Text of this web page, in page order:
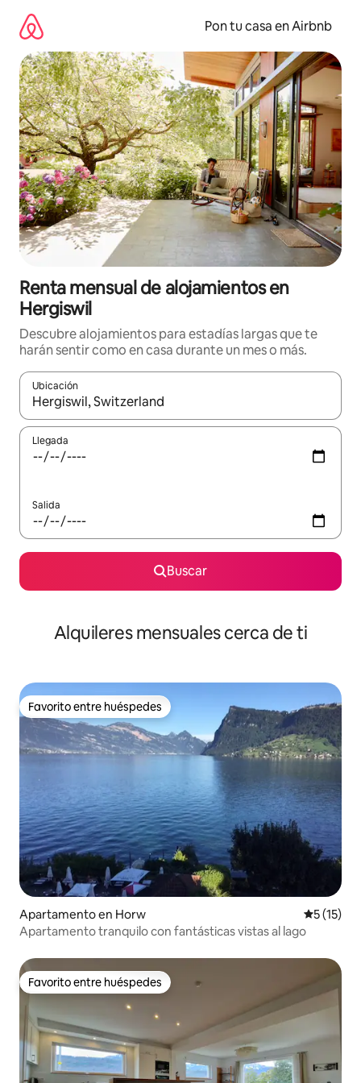
contenido
Pon tu casa en Airbnb
Renta mensual de alojamientos en
Hergiswil
Descubre alojamientos para estadías largas que te
harán sentir como en casa durante un mes o más.
Ubicación
Cuando los resultados estén disponibles, navega con las
Llegada
Salida
Buscar
Alquileres mensuales cerca de ti
Favorito entre huéspedes
Favorito entre huéspedes
Apartamento en Horw
5 (15)
Apartamento tranquilo con fantásticas vistas al lago
Favorito entre huéspedes
Favorito entre huéspedes